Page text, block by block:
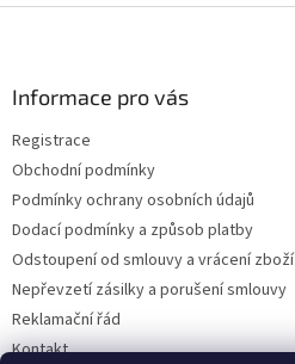
Informace pro vás
Registrace
Obchodní podmínky
Podmínky ochrany osobních údajů
Dodací podmínky a způsob platby
Odstoupení od smlouvy a vrácení zboží
Nepřevzetí zásilky a porušení smlouvy
Reklamační řád
Kontakt